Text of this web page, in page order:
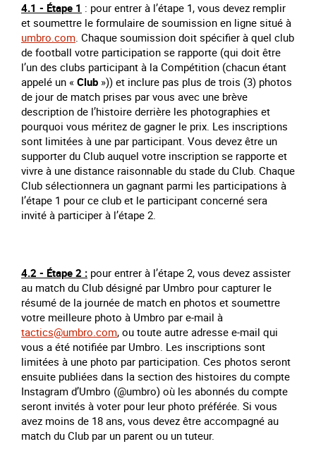
4.1 - Étape 1 : pour entrer à l’étape 1, vous devez remplir
et soumettre le formulaire de soumission en ligne situé à
umbro.com. Chaque soumission doit spécifier à quel club
de football votre participation se rapporte (qui doit être
l’un des clubs participant à la Compétition (chacun étant
appelé un « Club »)) et inclure pas plus de trois (3) photos
de jour de match prises par vous avec une brève
description de l’histoire derrière les photographies et
pourquoi vous méritez de gagner le prix. Les inscriptions
sont limitées à une par participant. Vous devez être un
supporter du Club auquel votre inscription se rapporte et
vivre à une distance raisonnable du stade du Club. Chaque
Club sélectionnera un gagnant parmi les participations à
l’étape 1 pour ce club et le participant concerné sera
invité à participer à l’étape 2.
4.2 - Étape 2 : pour entrer à l’étape 2, vous devez assister
au match du Club désigné par Umbro pour capturer le
résumé de la journée de match en photos et soumettre
votre meilleure photo à Umbro par e-mail à
tactics@umbro.com, ou toute autre adresse e-mail qui
vous a été notifiée par Umbro. Les inscriptions sont
limitées à une photo par participation. Ces photos seront
ensuite publiées dans la section des histoires du compte
Instagram d’Umbro (@umbro) où les abonnés du compte
seront invités à voter pour leur photo préférée. Si vous
avez moins de 18 ans, vous devez être accompagné au
match du Club par un parent ou un tuteur.